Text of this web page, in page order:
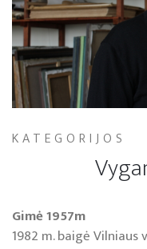
KATEGORIJOS
Gimė 1957m
1982 m. baigė